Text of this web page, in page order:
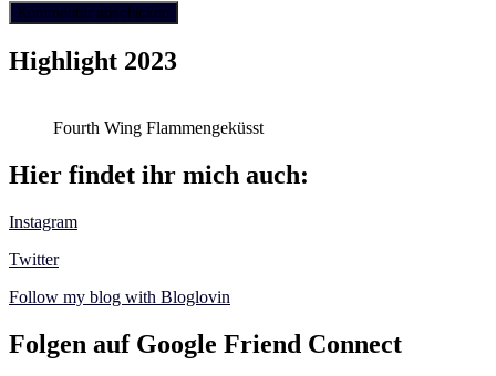
Highlight 2023
Fourth Wing Flammengeküsst
Hier findet ihr mich auch:
Instagram
Twitter
Follow my blog with Bloglovin
Folgen auf Google Friend Connect